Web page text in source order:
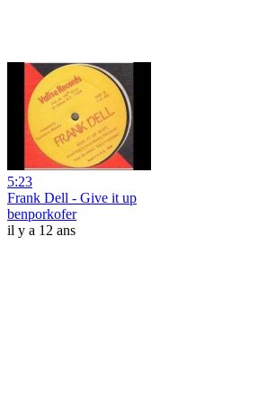
5:23
Frank Dell - Give it up
benporkofer
il y a 12 ans